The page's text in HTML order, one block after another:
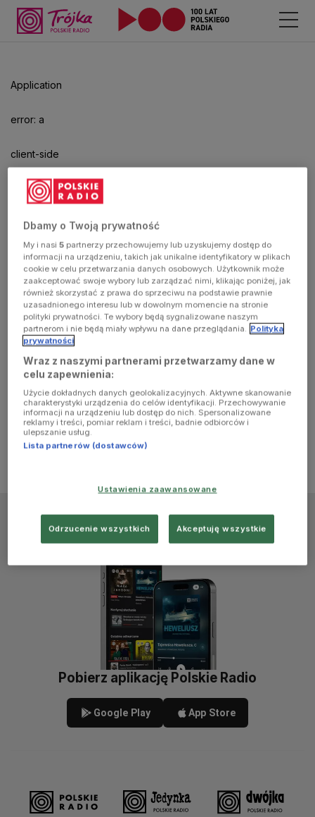
Application
error: a
client-side
exception
has
occurred
(see the
browser
console for
more
information)
Pobierz aplikację Polskie Radio
Google Play App Store
Dbamy o Twoją prywatność
My i nasi5 partnerzy przechowujemy lub uzyskujemy dostęp do
informacji na urządzeniu, takich jak unikalne identyfikatory w plikach
cookie w celu przetwarzania danych osobowych. Użytkownik może
zaakceptować swoje wybory lub zarządzać nimi, klikając poniżej, jak
również skorzystać z prawa do sprzeciwu na podstawie prawnie
uzasadnionego interesu lub w dowolnym momencie na stronie
polityki prywatności. Te wybory będą sygnalizowane naszym
partnerom i nie będą miały wpływu na dane przeglądania. Polityka
prywatności
Wraz z naszymi partnerami przetwarzamy dane w
celu zapewnienia:
Użycie dokładnych danych geolokalizacyjnych. Aktywne skanowanie
charakterystyki urządzenia do celów identyfikacji. Przechowywanie
informacji na urządzeniu lub dostęp do nich. Spersonalizowane
reklamy i treści, pomiar reklam i treści, badnie odbiorców i
ulepszanie usług.
Lista partnerów (dostawców)
Ustawienia zaawansowane
Odrzucenie wszystkich Akceptuję wszystkie